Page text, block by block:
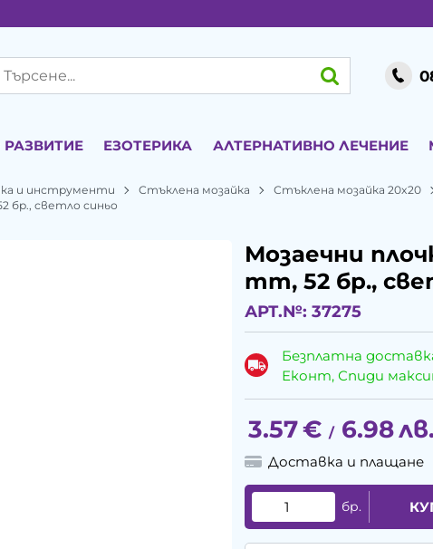
ЕЗОТЕРИКА АЛТЕРНАТИВНО ЛЕЧЕНИЕ
и инструменти Стъклена мозайка Стъклена мозайка 20x20
бр., светло синьо
Мозаечни
mm, 52 бр.,
АРТ.№: 37275
Безплатна
Еконт, Спиди
3.57€ / 6.98лв.
Доставка и плащане
бр.